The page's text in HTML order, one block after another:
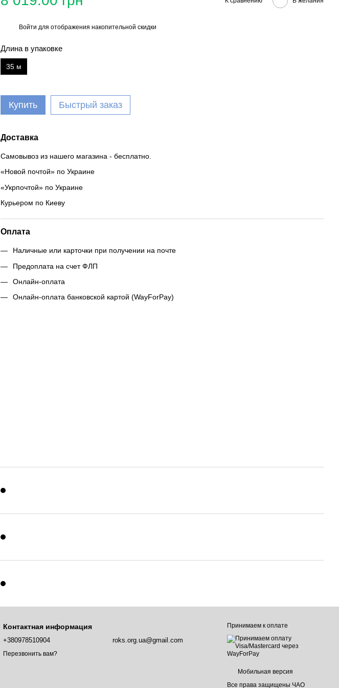
Войти для отображения накопительной скидки
Длина в упаковке
35 м
Купить Быстрый заказ
Доставка
Самовывоз из нашего магазина - бесплатно.
«Новой почтой» по Украине
«Укрпочтой» по Украине
Курьером по Киеву
Оплата
Наличные или карточки при получении на почте
Предоплата на счет ФЛП
Онлайн-оплата
Онлайн-оплата банковской картой (WayForPay)
Контактная информация
+380978510904
Перезвонить вам?
roks.org.ua@gmail.com
Принимаем к оплате
Мобильная версия
Все права защищены ЧАО